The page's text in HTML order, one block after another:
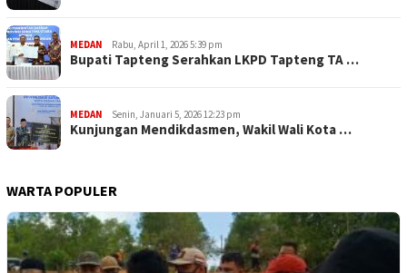
MEDAN Rabu, April 1, 2026 5:39 pm
Bupati Tapteng Serahkan LKPD Tapteng TA …
MEDAN Senin, Januari 5, 2026 12:23 pm
Kunjungan Mendikdasmen, Wakil Wali Kota …
WARTA POPULER